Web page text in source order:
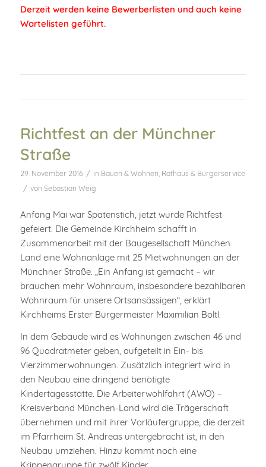
Derzeit werden keine Bewerberlisten und auch keine
Wartelisten geführt.
Richtfest an der Münchner
Straße
29. November 2016 / in Bauen & Wohnen Rathaus & Bürgerservice
/ von Sebastian Weig
Anfang Mai war Spatenstich, jetzt wurde Richtfest
gefeiert. Die Gemeinde Kirchheim schafft in
Zusammenarbeit mit der Baugesellschaft München
Land eine Wohnanlage mit 25 Mietwohnungen an der
Münchner Straße. „Ein Anfang ist gemacht – wir
brauchen mehr Wohnraum, insbesondere bezahlbaren
Wohnraum für unsere Ortsansässigen“, erklärt
Kirchheims Erster Bürgermeister Maximilian Böltl.
In dem Gebäude wird es Wohnungen zwischen 46 und
96 Quadratmeter geben, aufgeteilt in Ein- bis
Vierzimmerwohnungen. Zusätzlich integriert wird in
den Neubau eine dringend benötigte
Kindertagesstätte. Die Arbeiterwohlfahrt (AWO) –
Kreisverband München-Land wird die Trägerschaft
übernehmen und mit ihrer Vorläufergruppe, die derzeit
im Pfarrheim St. Andreas untergebracht ist, in den
Neubau umziehen. Hinzu kommt noch eine